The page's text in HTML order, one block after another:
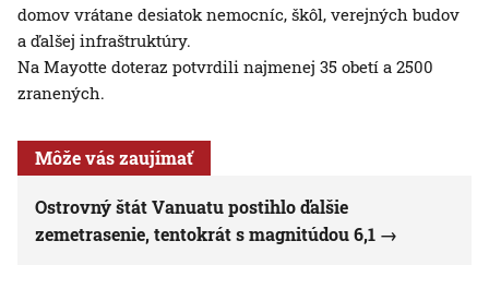
domov vrátane desiatok nemocníc, škôl, verejných budov
a ďalšej infraštruktúry.
Na Mayotte doteraz potvrdili najmenej 35 obetí a 2500
zranených.
Môže vás zaujímať
Ostrovný štát Vanuatu postihlo ďalšie
zemetrasenie, tentokrát s magnitúdou 6,1